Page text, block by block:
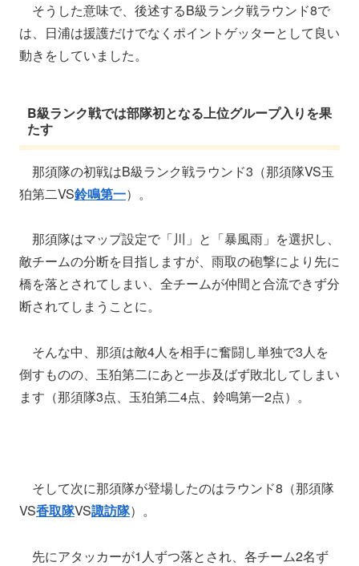
そうした意味で、後述するB級ランク戦ラウンド8で
は、日浦は援護だけでなくポイントゲッターとして良い
動きをしていました。
B級ランク戦では部隊初となる上位グループ入りを果
たす
那須隊の初戦はB級ランク戦ラウンド3（那須隊VS玉
狛第二VS鈴鳴第一）。
那須隊はマップ設定で「川」と「暴風雨」を選択し、
敵チームの分断を目指しますが、雨取の砲撃により先に
橋を落とされてしまい、全チームが仲間と合流できず分
断されてしまうことに。
そんな中、那須は敵4人を相手に奮闘し単独で3人を
倒すものの、玉狛第二にあと一歩及ばず敗北してしまい
ます（那須隊3点、玉狛第二4点、鈴鳴第一2点）。
そして次に那須隊が登場したのはラウンド8（那須隊
VS香取隊VS諏訪隊）。
先にアタッカーが1人ずつ落とされ、各チーム2名ず